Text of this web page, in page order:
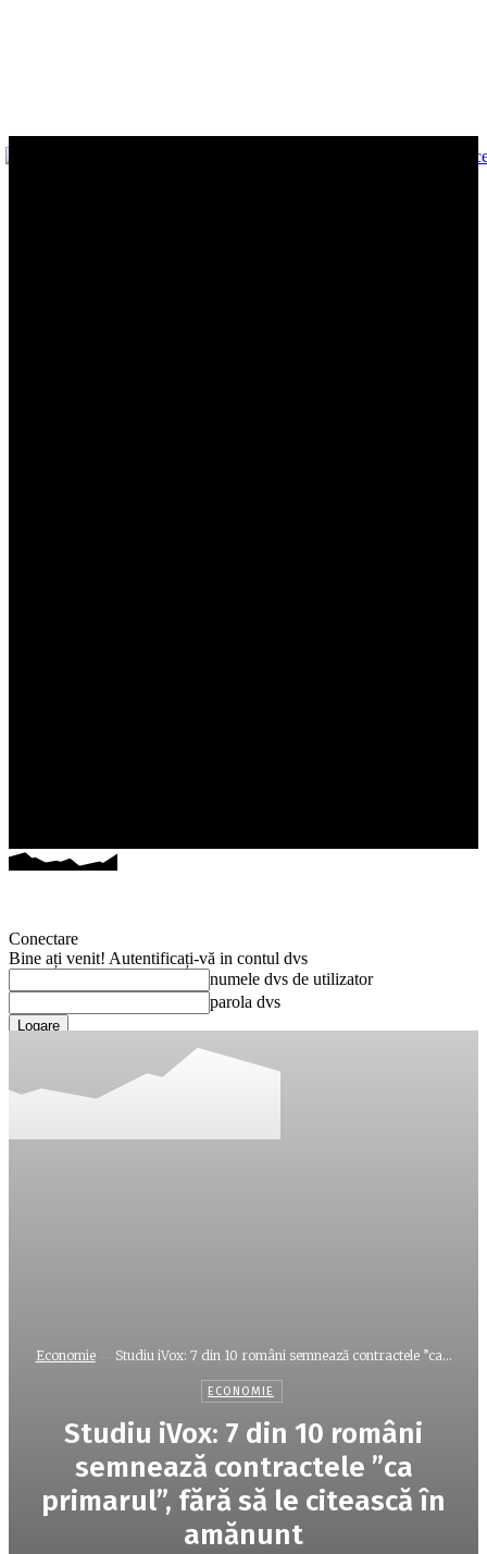
Conectare
Bine ați venit! Autentificați-vă in contul dvs
numele dvs de utilizator
parola dvs
Ați uitat parola? obține ajutor
Recuperați-vă parola
Economie Studiu iVox: 7 din 10 români semnează contractele ”ca...
ECONOMIE
Studiu iVox: 7 din 10 români
semnează contractele ”ca
primarul”, fără să le citească în
amănunt